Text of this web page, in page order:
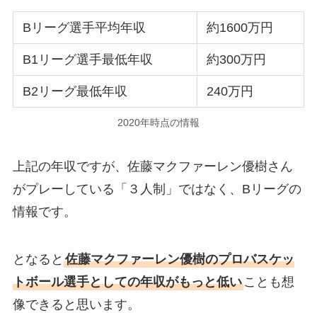
Bリーグ選手平均年収 約1600万円
B1リーグ選手最低年収 約300万円
B2リーグ最低年収 240万円
2020年時点の情報
上記の年収ですが、佐藤マクファーレン優樹さん
がプレーしている「３人制」ではなく、Bリーグの
情報です。
となると 佐藤マクファーレン優樹のプロバスケッ
トボール選手としての年収がもっと低いことも想
像できると思います。